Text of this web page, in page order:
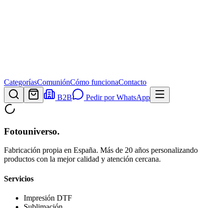
CategoríasComuniónCómo funcionaContacto
B2B
Pedir por WhatsApp
Fotouniverso.
Fabricación propia en España. Más de 20 años personalizando
productos con la mejor calidad y atención cercana.
Servicios
Impresión DTF